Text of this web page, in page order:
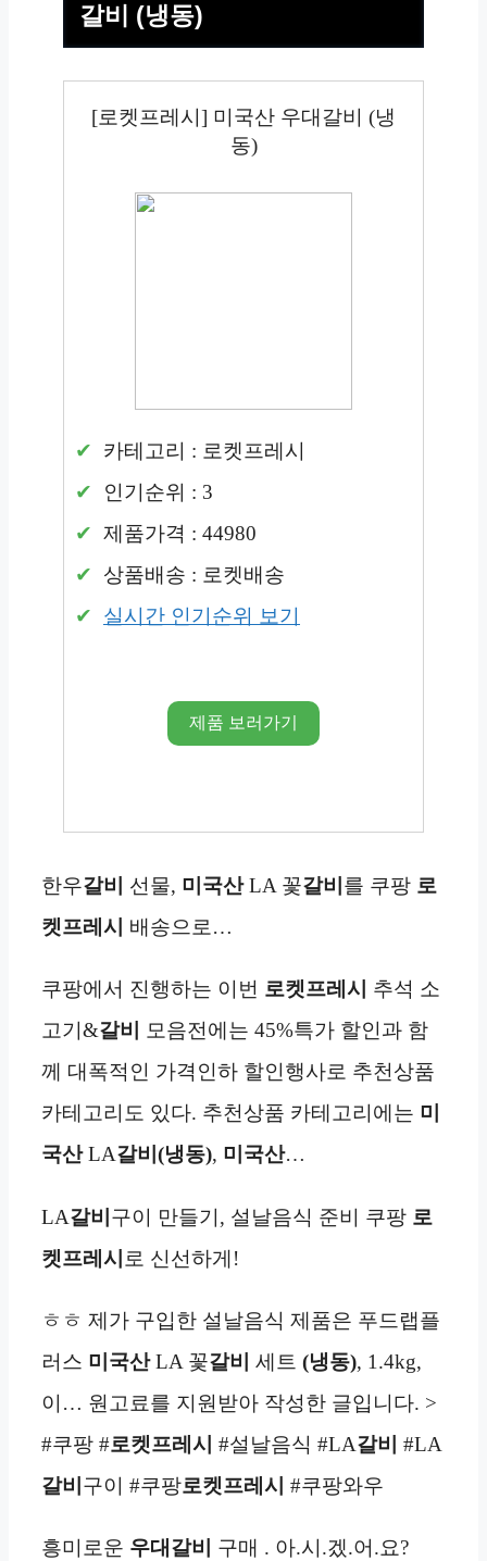
갈비 (냉동)
[로켓프레시] 미국산 우대갈비 (냉
동)
카테고리 : 로켓프레시
인기순위 : 3
제품가격 : 44980
상품배송 : 로켓배송
실시간 인기순위 보기
제품 보러가기
한우갈비 선물, 미국산LA 꽃갈비 를 쿠팡 로
켓프레시
배송으로…
쿠팡에서 진행하는 이번 로켓프레시
추석 소
고기&갈비
모음전에는 45%특가 할인과 함
께 대폭적인 가격인하 할인행사로 추천상품
카테고리도 있다. 추천상품 카테고리에는 미
국산LA갈비(냉동), 미국산…
LA갈비 구이 만들기, 설날음식 준비 쿠팡 로
켓프레시 로 신선하게!
ㅎㅎ 제가 구입한 설날음식 제품은 푸드랩플
러스 미국산LA 꽃갈비 세트 (냉동), 1.4kg,
이… 원고료를 지원받아 작성한 글입니다. >
#쿠팡 #로켓프레시 #설날음식 #LA갈비
#LA
갈비 구이 #쿠팡로켓프레시 #쿠팡와우
흥미로운 우대갈비 구매 . 아.시.겠.어.요?